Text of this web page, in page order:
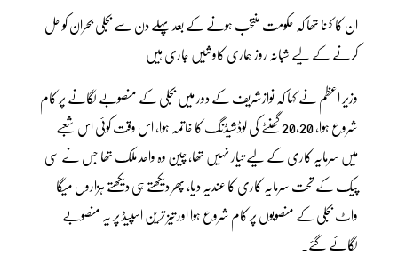
ان کا کہنا تھا کہ حکومت منتخب ہونے کے بعد پہلے دن سے بجلی بحران کو حل
کرنے کے لیے شبانہ روز ہماری کاوشیں جاری ہیں۔
وزیر اعظم نے کہا کہ نوازشریف کے دور میں بجلی کے منصوبے لگانے پر کام
شروع ہوا، 20،20 گھنٹے کی لوڈشیڈنگ کا خاتمہ ہوا، اس وقت کوئی اس شعبے
میں سرمایہ کاری کے لیے تیار نہیں تھا، چین وہ واحد ملک تھا جس نے سی
پیک کے تحت سرمایہ کاری کا عندیہ دیا، پھر دیکھتے ہی دیکھتے ہزاروں میگا
واٹ بجلی کے منصوبوں پر کام شروع ہوا اور تیز ترین اسپیڈ پر یہ منصوبے
لگائے گئے۔